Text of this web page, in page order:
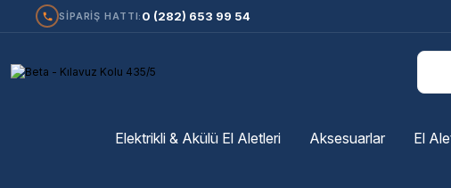
SİPARİŞ HATTI: 0 (282) 653 99 54
Elektrikli & Akülü El Aletleri Aksesuarlar El